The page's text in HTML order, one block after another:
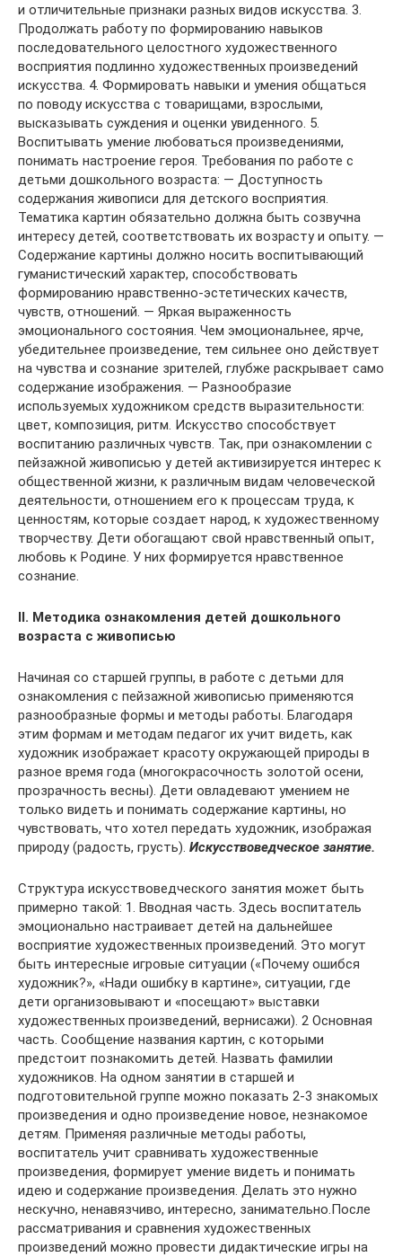
и отличительные признаки разных видов искусства. 3.
Продолжать работу по формированию навыков
последовательного целостного художественного
восприятия подлинно художественных произведений
искусства. 4. Формировать навыки и умения общаться
по поводу искусства с товарищами, взрослыми,
высказывать суждения и оценки увиденного. 5.
Воспитывать умение любоваться произведениями,
понимать настроение героя. Требования по работе с
детьми дошкольного возраста: — Доступность
содержания живописи для детского восприятия.
Тематика картин обязательно должна быть созвучна
интересу детей, соответствовать их возрасту и опыту. —
Содержание картины должно носить воспитывающий
гуманистический характер, способствовать
формированию нравственно-эстетических качеств,
чувств, отношений. — Яркая выраженность
эмоционального состояния. Чем эмоциональнее, ярче,
убедительнее произведение, тем сильнее оно действует
на чувства и сознание зрителей, глубже раскрывает само
содержание изображения. — Разнообразие
используемых художником средств выразительности:
цвет, композиция, ритм. Искусство способствует
воспитанию различных чувств. Так, при ознакомлении с
пейзажной живописью у детей активизируется интерес к
общественной жизни, к различным видам человеческой
деятельности, отношением его к процессам труда, к
ценностям, которые создает народ, к художественному
творчеству. Дети обогащают свой нравственный опыт,
любовь к Родине. У них формируется нравственное
сознание.
II. Методика ознакомления детей дошкольного
возраста с живописью
Начиная со старшей группы, в работе с детьми для
ознакомления с пейзажной живописью применяются
разнообразные формы и методы работы. Благодаря
этим формам и методам педагог их учит видеть, как
художник изображает красоту окружающей природы в
разное время года (многокрасочность золотой осени,
прозрачность весны). Дети овладевают умением не
только видеть и понимать содержание картины, но
чувствовать, что хотел передать художник, изображая
природу (радость, грусть). Искусствоведческое занятие.
Структура искусствоведческого занятия может быть
примерно такой: 1. Вводная часть. Здесь воспитатель
эмоционально настраивает детей на дальнейшее
восприятие художественных произведений. Это могут
быть интересные игровые ситуации («Почему ошибся
художник?», «Нади ошибку в картине», ситуации, где
дети организовывают и «посещают» выставки
художественных произведений, вернисажи). 2 Основная
часть. Сообщение названия картин, с которыми
предстоит познакомить детей. Назвать фамилии
художников. На одном занятии в старшей и
подготовительной группе можно показать 2-3 знакомых
произведения и одно произведение новое, незнакомое
детям. Применяя различные методы работы,
воспитатель учит сравнивать художественные
произведения, формирует умение видеть и понимать
идею и содержание произведения. Делать это нужно
нескучно, ненавязчиво, интересно, занимательно.После
рассматривания и сравнения художественных
произведений можно провести дидактические игры на